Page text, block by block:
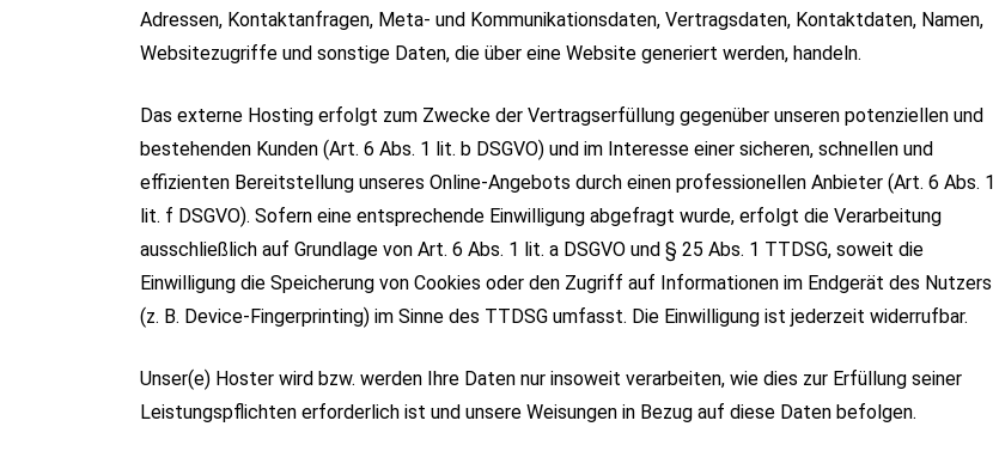
Adressen, Kontaktanfragen, Meta- und Kommunikationsdaten, Vertragsdaten, Kontaktdaten, Namen,
Websitezugriffe und sonstige Daten, die über eine Website generiert werden, handeln.
Das externe Hosting erfolgt zum Zwecke der Vertragserfüllung gegenüber unseren potenziellen und
bestehenden Kunden (Art. 6 Abs. 1 lit. b DSGVO) und im Interesse einer sicheren, schnellen und
effizienten Bereitstellung unseres Online-Angebots durch einen professionellen Anbieter (Art. 6 Abs. 1
lit. f DSGVO). Sofern eine entsprechende Einwilligung abgefragt wurde, erfolgt die Verarbeitung
ausschließlich auf Grundlage von Art. 6 Abs. 1 lit. a DSGVO und § 25 Abs. 1 TTDSG, soweit die
Einwilligung die Speicherung von Cookies oder den Zugriff auf Informationen im Endgerät des Nutzers
(z. B. Device-Fingerprinting) im Sinne des TTDSG umfasst. Die Einwilligung ist jederzeit widerrufbar.
Unser(e) Hoster wird bzw. werden Ihre Daten nur insoweit verarbeiten, wie dies zur Erfüllung seiner
Leistungspflichten erforderlich ist und unsere Weisungen in Bezug auf diese Daten befolgen.